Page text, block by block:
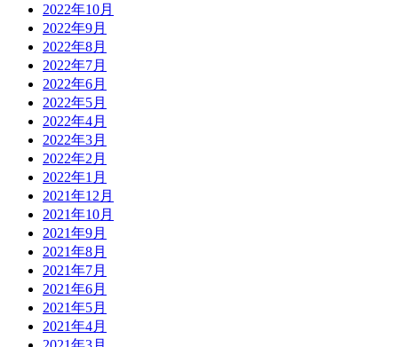
2022年10月
2022年9月
2022年8月
2022年7月
2022年6月
2022年5月
2022年4月
2022年3月
2022年2月
2022年1月
2021年12月
2021年10月
2021年9月
2021年8月
2021年7月
2021年6月
2021年5月
2021年4月